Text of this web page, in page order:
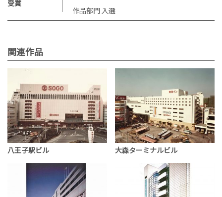
受賞
作品部門 入選
関連作品
八王子駅ビル 大森ターミナルビル